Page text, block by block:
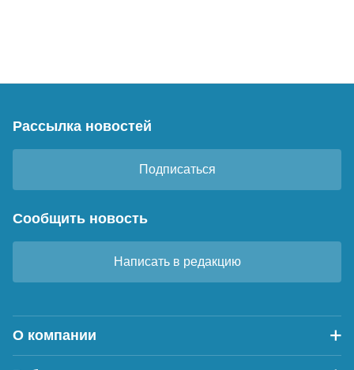
Рассылка новостей
Подписаться
Сообщить новость
Написать в редакцию
О компании